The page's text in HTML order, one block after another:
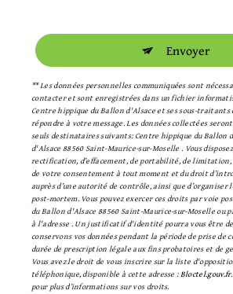
Envoyer
** Les données personnelles communiquées sont
contacter et sont enregistrées dans un fichier
Centre hippique du Ballon d'Alsace et ses sous-traitants
répondre à votre message. Les données collectées
seuls destinataires suivants: Centre hippique du Ballon
d'Alsace 88560 Saint-Maurice-sur-Moselle . Vous
rectification, d’effacement, de portabilité, de
de votre consentement à tout moment et du droit
auprès d’une autorité de contrôle, ainsi que d’organiser
post-mortem. Vous pouvez exercer ces droits par voie
du Ballon d'Alsace 88560 Saint-Maurice-sur-Moselle ou
à l'adresse . Un justificatif d'identité pourra vous être
conservons vos données pendant la période de prise de
durée de prescription légale aux fins probatoires et de
Vous avez le droit de vous inscrire sur la liste
téléphonique, disponible à cette adresse :Bloctel.gouv.fr
pour plus d’informations sur vos droits.